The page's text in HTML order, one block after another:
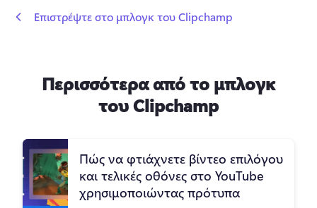
Επιστρέψτε στο μπλογκ του Clipchamp
Περισσότερα από το μπλογκ
του Clipchamp
Πώς να φτιάχνετε βίντεο επιλόγου
και τελικές οθόνες στο YouTube
χρησιμοποιώντας πρότυπα